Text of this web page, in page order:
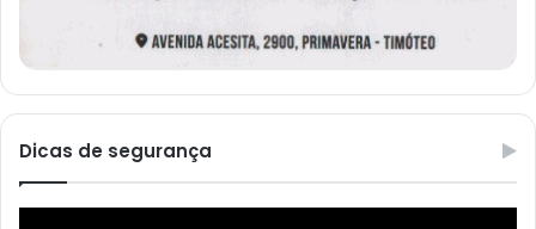
Dicas de segurança